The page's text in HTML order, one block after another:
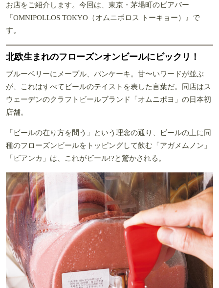
お店をご紹介します。今回は、東京・茅場町のビアバー
『OMNIPOLLOS TOKYO（オムニポロス トーキョー）』で
す。
北欧生まれのフローズンオンビールにビックリ！
ブルーベリーにメープル、パンケーキ。甘〜いワードが並ぶ
が、これはすべてビールのテイストを表した言葉だ。同店はス
ウェーデンのクラフトビールブランド「オムニポヨ」の日本初
店舗。
「ビールの在り方を問う」という理念の通り、ビールの上に同
種のフローズンビールをトッピングして飲む「アガメムノン」
「ビアンカ」は、これがビール!?と驚かされる。